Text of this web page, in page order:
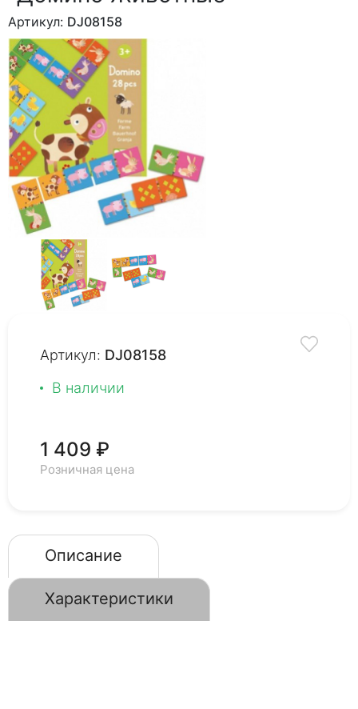
Артикул: DJ08158
Артикул: DJ08158
В наличии
1 409 ₽
Розничная цена
Описание
Характеристики